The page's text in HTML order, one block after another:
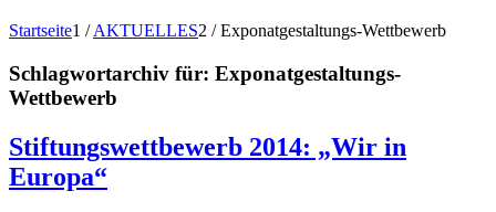
Startseite1 / AKTUELLES2 / Exponatgestaltungs-Wettbewerb
Schlagwortarchiv für: Exponatgestaltungs-
Wettbewerb
Stiftungswettbewerb 2014: „Wir in
Europa“